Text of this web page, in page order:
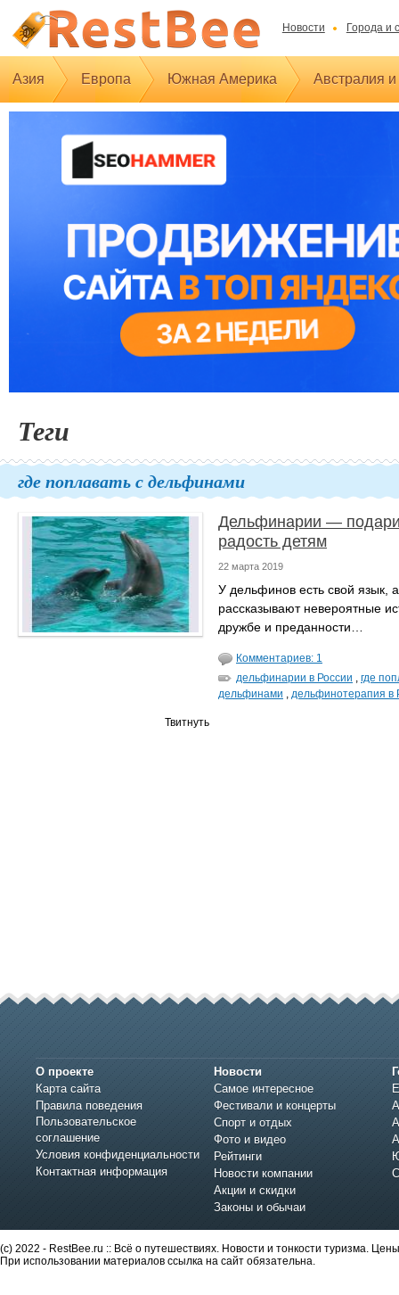
Новости Города и
Азия Европа Южная Америка Австралия
Теги
где поплавать с дельфинами
Дельфинарии —
радость детям
22 марта 2019
У дельфинов есть свой язык,
рассказывают невероятные
дружбе и преданности…
Комментариев: 1
дельфинарии в России , где
дельфинами , дельфинотерапия в
Твитнуть
О проекте
Карта сайта
Правила поведения
Пользовательское
соглашение
Условия конфиденциальности
Контактная информация
Новости
Самое интересное
Фестивали и концерты
Спорт и отдых
Фото и видео
Рейтинги
Новости компании
Акции и скидки
Законы и обычаи
(c) 2022 - RestBee.ru :: Всё о путешествиях. Новости и тонкости туризма.
При использовании материалов ссылка на сайт обязательна.